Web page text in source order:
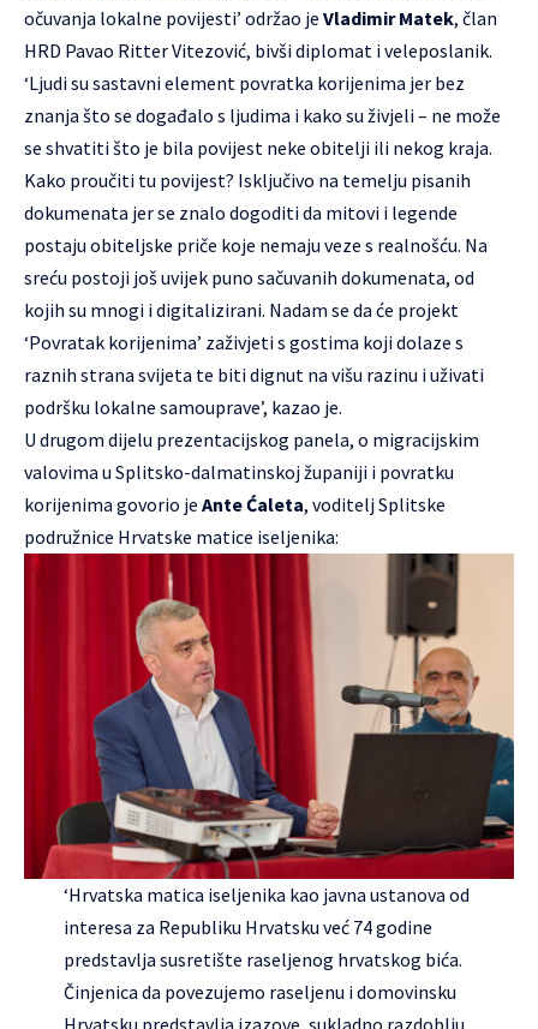
očuvanja lokalne povijesti’ održao je Vladimir Matek, član
HRD Pavao Ritter Vitezović, bivši diplomat i veleposlanik.
‘Ljudi su sastavni element povratka korijenima jer bez
znanja što se događalo s ljudima i kako su živjeli – ne može
se shvatiti što je bila povijest neke obitelji ili nekog kraja.
Kako proučiti tu povijest? Isključivo na temelju pisanih
dokumenata jer se znalo dogoditi da mitovi i legende
postaju obiteljske priče koje nemaju veze s realnošću. Na
sreću postoji još uvijek puno sačuvanih dokumenata, od
kojih su mnogi i digitalizirani. Nadam se da će projekt
‘Povratak korijenima’ zaživjeti s gostima koji dolaze s
raznih strana svijeta te biti dignut na višu razinu i uživati
podršku lokalne samouprave’, kazao je.
U drugom dijelu prezentacijskog panela, o migracijskim
valovima u Splitsko-dalmatinskoj županiji i povratku
korijenima govorio je Ante Ćaleta, voditelj Splitske
podružnice Hrvatske matice iseljenika:
‘Hrvatska matica iseljenika kao javna ustanova od
interesa za Republiku Hrvatsku već 74 godine
predstavlja susretište raseljenog hrvatskog bića.
Činjenica da povezujemo raseljenu i domovinsku